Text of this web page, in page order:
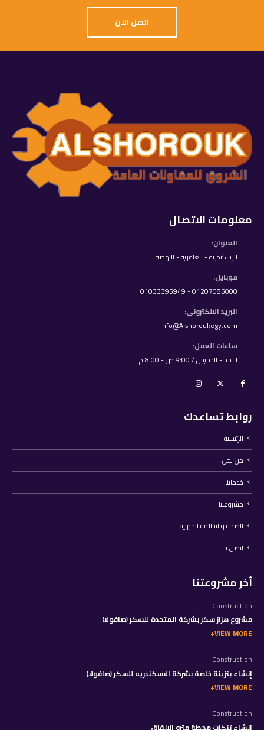
اتصل الان
معلومات الاتصال
العنوان:
الإسكندرية - العامرية - النهضة
موبايل:
01207085000 - 01033395949
البريد الالكترونى:
info@Alshoroukegy.com
ساعات العمل:
الاحد - الخميس / 9:00 ص - 8:00 م
روابط تساعدك
الرئيسية
من نحن
خدماتنا
مشروعتنا
الصحة والسلامة المهنية
اتصل بنا
أخر مشروعتنا
Construction
مشروع هزاز سكر بشركة المتحدة للسكر (صافولا)
VIEW MORE
Construction
إنشاء بنزينة خاصة بشركة الاسكندريه للسكر (صافولا)
VIEW MORE
Construction